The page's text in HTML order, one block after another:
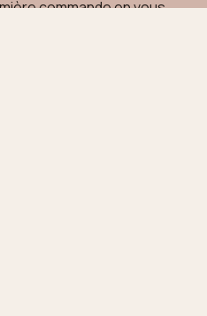
commande en vous